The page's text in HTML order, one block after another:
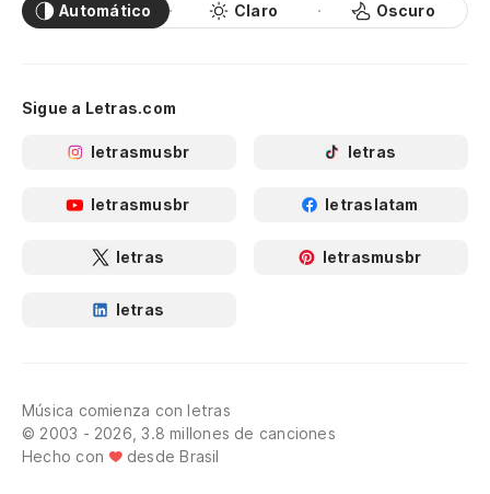
Automático Claro Oscuro
Sigue a Letras.com
letrasmusbr letras
letrasmusbr letraslatam
letras letrasmusbr
letras
Música comienza con letras
© 2003 - 2026, 3.8 millones de canciones
Hecho con
desde Brasil